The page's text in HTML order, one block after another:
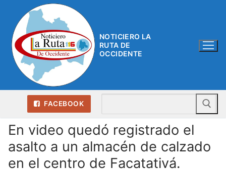
contenido
NOTICIERO LA
RUTA DE
OCCIDENTE
FACEBOOK
En video quedó registrado el
asalto a un almacén de calzado
en el centro de Facatativá.